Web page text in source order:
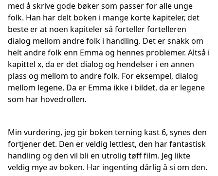
med å skrive gode bøker som passer for alle unge
folk. Han har delt boken i mange korte kapiteler, det
beste er at noen kapiteler så forteller fortelleren
dialog mellom andre folk i handling. Det er snakk om
helt andre folk enn Emma og hennes problemer. Altså i
kapittel x, da er det dialog og hendelser i en annen
plass og mellom to andre folk. For eksempel, dialog
mellom legene, Da er Emma ikke i bildet, da er legene
som har hovedrollen.
Min vurdering, jeg gir boken terning kast 6, synes den
fortjener det. Den er veldig lettlest, den har fantastisk
handling og den vil bli en utrolig tøff film. Jeg likte
veldig mye av boken. Har ingenting dårlig å si om den.